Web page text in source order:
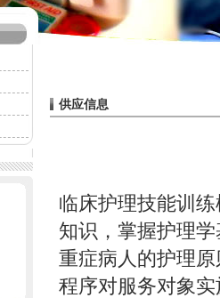
供应信息
临床护理技能训
知识，掌握护理
重症病人的护理
程序对服务对象